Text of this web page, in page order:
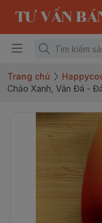
TƯ VẤN
Trang chủ
Chảo Xanh, Vân Đá -